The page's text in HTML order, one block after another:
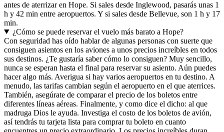
antes de aterrizar en Hope. Si sales desde Inglewood, pasarás unas 1
h y 42 min entre aeropuertos. Y si sales desde Bellevue, son 1 h y 17
min.
¿Cómo se puede reservar el vuelo más barato a Hope?
Con seguridad has oído hablar de algunas personas con suerte que
consiguen asientos en los aviones a unos precios increíbles en todos
sus destinos. ¿Te gustaría saber cómo lo consiguen? Muy sencillo,
nunca se esperan hasta el final para reservar su asiento. Aún puedes
hacer algo más. Averigua si hay varios aeropuertos en tu destino. A
menudo, las tarifas cambian según el aeropuerto en el que aterrices.
También, asegúrate de comparar el precio de los boletos entre
diferentes líneas aéreas. Finalmente, y como dice el dicho: al que
madruga Dios le ayuda. Investiga el costo de los boletos de avión,
así tendrás tu tarjeta lista para comprar tu boleto en cuanto